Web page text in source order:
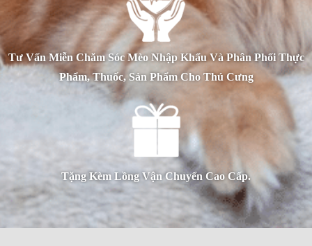
Tư Vấn Miễn Chăm Sóc Mèo Nhập Khẩu Và Phân Phối Thực
Phẩm, Thuốc, Sản Phẩm Cho Thú Cưng
Tặng Kèm Lồng Vận Chuyển Cao Cấp.